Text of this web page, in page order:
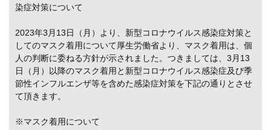
染症対策について
2023年3月13日（月）より、新型コロナウイルス感染症対策と
してのマスク着用について厚生労働省より、マスク着用は、個
人の判断に委ねる方針が示されました。つきましては、3月13
日（月）以降のマスク着用と新型コロナウイルス感染症及び季
節性インフルエンザ等を含めた感染症対策を下記の通りとさせ
て頂きます。
※マスク着用について